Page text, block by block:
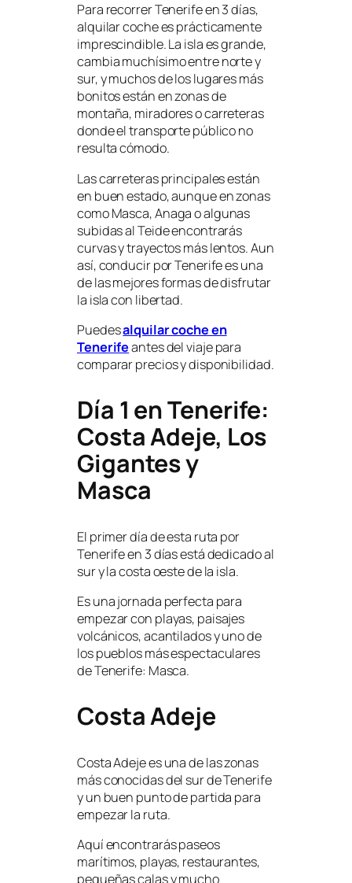
Para recorrer Tenerife en 3 días,
alquilar coche es prácticamente
imprescindible. La isla es grande,
cambia muchísimo entre norte y
sur, y muchos de los lugares más
bonitos están en zonas de
montaña, miradores o carreteras
donde el transporte público no
resulta cómodo.
Las carreteras principales están
en buen estado, aunque en zonas
como Masca, Anaga o algunas
subidas al Teide encontrarás
curvas y trayectos más lentos. Aun
así, conducir por Tenerife es una
de las mejores formas de disfrutar
la isla con libertad.
Puedesalquilar coche en
Tenerifeantes del viaje para
comparar precios y disponibilidad.
Día 1 en Tenerife:
Costa Adeje, Los
Gigantes y
Masca
El primer día de esta ruta por
Tenerife en 3 días está dedicado al
sur y la costa oeste de la isla.
Es una jornada perfecta para
empezar con playas, paisajes
volcánicos, acantilados y uno de
los pueblos más espectaculares
de Tenerife: Masca.
Costa Adeje
Costa Adeje es una de las zonas
más conocidas del sur de Tenerife
y un buen punto de partida para
empezar la ruta.
Aquí encontrarás paseos
marítimos, playas, restaurantes,
pequeñas calas y mucho